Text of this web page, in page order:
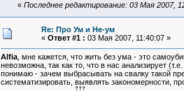
« Последнее редактирование: 03 Мая 2007,
Re: Про Ум и Не-ум
« Ответ #1 : 03 Мая 2007, 11:40:07 »
Alfia, мне кажется, что жить без ума - это
невозможна, так как то, что в нас анализирует
понимаю - зачем выбрасывать на свалку такой
систематизировать, выявлять закономерности,